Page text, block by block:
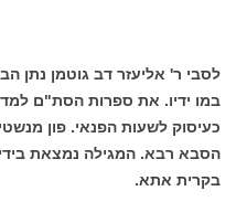
לסבי ר' אליעזר דב גוטמן נתן
במו ידיו. את ספרות הסת"ם
כעיסוק לשעות הפנאי. פון
הסבא רבא. המגילה נמצאת בידי
בקרית אתא.